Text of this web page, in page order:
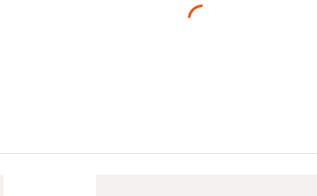
Loading...